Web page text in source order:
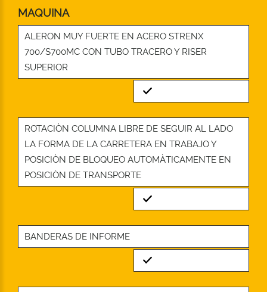
MAQUINA
ALERON MUY FUERTE EN ACERO STRENX
700/S700MC CON TUBO TRACERO Y RISER
SUPERIOR
Standard
ROTACIÒN COLUMNA LIBRE DE SEGUIR AL LADO
LA FORMA DE LA CARRETERA EN TRABAJO Y
POSICIÒN DE BLOQUEO AUTOMÀTICAMENTE EN
POSICIÒN DE TRANSPORTE
Standard
BANDERAS DE INFORME
Standard